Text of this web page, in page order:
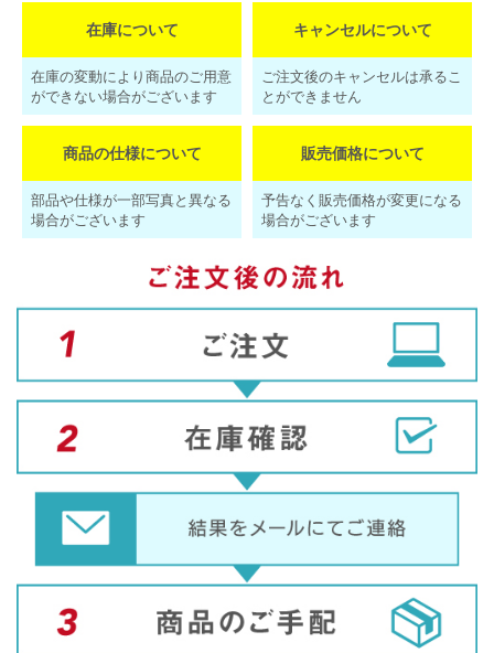
在庫について
在庫の変動により商品のご用意
ができない場合がございます
キャンセルについて
ご注文後のキャンセルは承るこ
とができません
商品の仕様について
部品や仕様が一部写真と異なる
場合がございます
販売価格について
予告なく販売価格が変更になる
場合がございます